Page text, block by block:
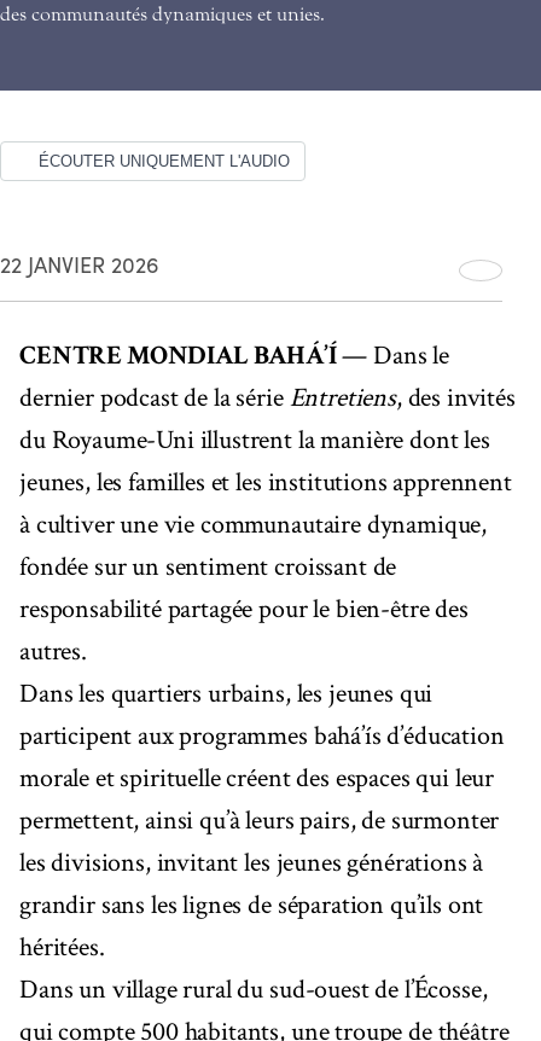
des communautés dynamiques et unies.
ÉCOUTER UNIQUEMENT L'AUDIO
22 JANVIER 2026
CENTRE MONDIAL BAHÁ’Í— Dans le
dernier podcast de la sérieEntretiens, des invités
du Royaume-Uni illustrent la manière dont les
jeunes, les familles et les institutions apprennent
à cultiver une vie communautaire dynamique,
fondée sur un sentiment croissant de
responsabilité partagée pour le bien-être des
autres.
Dans les quartiers urbains, les jeunes qui
participent aux programmes bahá’ís d’éducation
morale et spirituelle créent des espaces qui leur
permettent, ainsi qu’à leurs pairs, de surmonter
les divisions, invitant les jeunes générations à
grandir sans les lignes de séparation qu’ils ont
héritées.
Dans un village rural du sud-ouest de l’Écosse,
qui compte 500 habitants, une troupe de théâtre